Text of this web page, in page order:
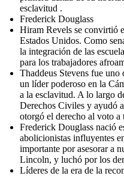
esclavitud .
Frederick Douglass
Hiram Revels se convirtió
Estados Unidos. Como
la integración de las
para los trabajadores
Thaddeus Stevens fue uno
un líder poderoso en la
a la esclavitud. A lo largo
Derechos Civiles y ayudó
otorgó el derecho al voto a
Frederick Douglass nació
abolicionistas influyentes
importante por asesorar a
Lincoln, y luchó por los
Líderes de la era de la